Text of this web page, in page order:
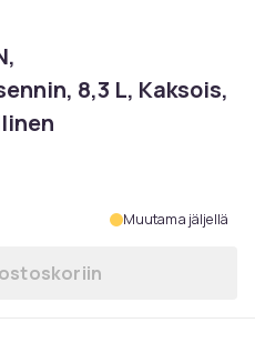
8,3 L, Kaksois,
Muutama jäljellä
Lisää Tefal Easy Fry